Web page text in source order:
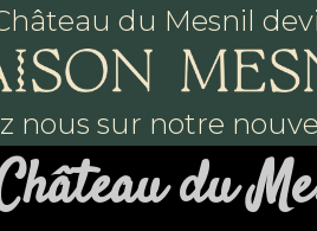
du Mesnil
nous sur notre
du